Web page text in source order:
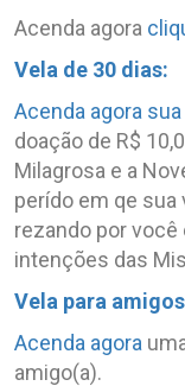
Acenda agora
Vela de 30 dias:
Acenda agora
doação de R$
Milagrosa e a
perído em qe
rezando por
intenções das
Vela para amigos
Acenda agora
amigo(a).